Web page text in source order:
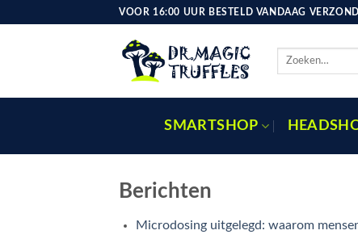
VOOR 16:00 UUR BESTELD VANDAAG
Zoeken
SMARTSHOP
Berichten
Microdosing uitgelegd: waarom